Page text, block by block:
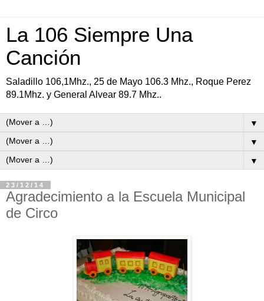
La 106 Siempre Una
Canción
Saladillo 106,1Mhz., 25 de Mayo 106.3 Mhz., Roque Perez
89.1Mhz. y General Alvear 89.7 Mhz..
▼
▼
▼
23/12/14
Agradecimiento a la Escuela Municipal
de Circo